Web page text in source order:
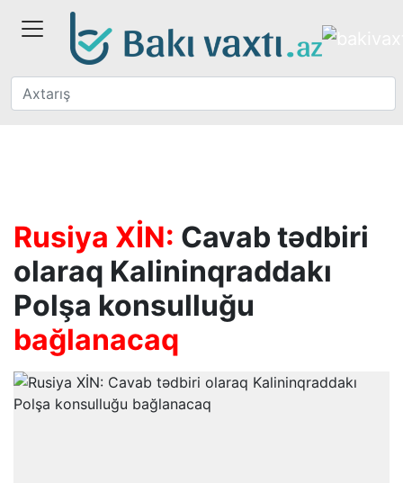
Rusiya XİN: Cavab tədbiri
olaraq Kalininqraddakı
Polşa konsulluğu
bağlanacaq